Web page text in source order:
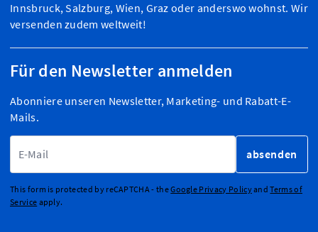
Innsbruck, Salzburg, Wien, Graz oder anderswo wohnst. Wir
versenden zudem weltweit!
Für den Newsletter anmelden
Abonniere unseren Newsletter, Marketing- und Rabatt-E-
Mails.
absenden
This form is protected by reCAPTCHA - theGoogle Privacy PolicyandTerms of
Service apply.